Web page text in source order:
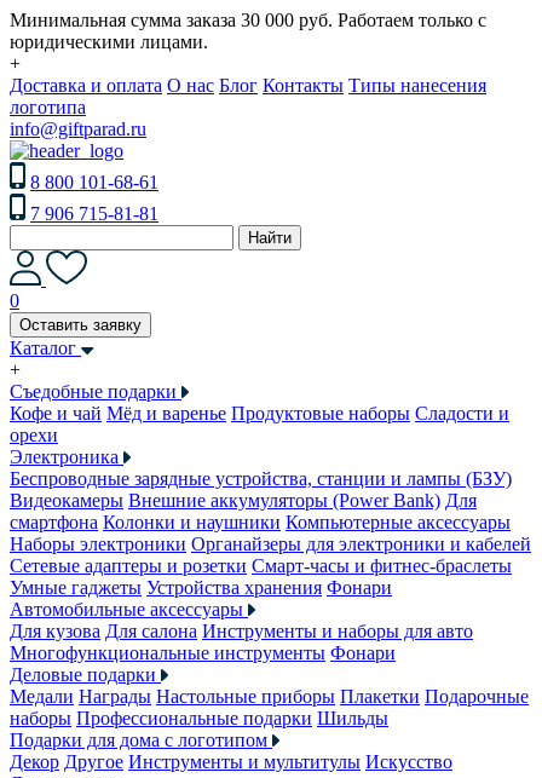
Минимальная сумма заказа 30 000 руб. Работаем только с
юридическими лицами.
+
Доставка и оплата О нас Блог Контакты Типы нанесения
логотипа
info@giftparad.ru
8 800 101-68-61
7 906 715-81-81
Найти
0
Оставить заявку
Каталог
+
Съедобные подарки
Кофе и чай Мёд и варенье Продуктовые наборы Сладости и
орехи
Электроника
Беспроводные зарядные устройства, станции и лампы (БЗУ)
Видеокамеры Внешние аккумуляторы (Power Bank) Для
смартфона Колонки и наушники Компьютерные аксессуары
Наборы электроники Органайзеры для электроники и кабелей
Сетевые адаптеры и розетки Смарт-часы и фитнес-браслеты
Умные гаджеты Устройства хранения Фонари
Автомобильные аксессуары
Для кузова Для салона Инструменты и наборы для авто
Многофункциональные инструменты Фонари
Деловые подарки
Медали Награды Настольные приборы Плакетки Подарочные
наборы Профессиональные подарки Шильды
Подарки для дома с логотипом
Декор Другое Инструменты и мультитулы Искусство